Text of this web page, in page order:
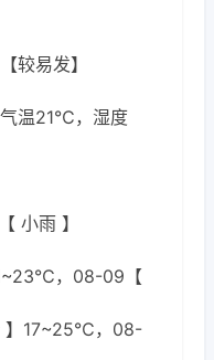
较易发】
气温21℃，湿度
小雨 】
，08-09【
】17~25℃，08-